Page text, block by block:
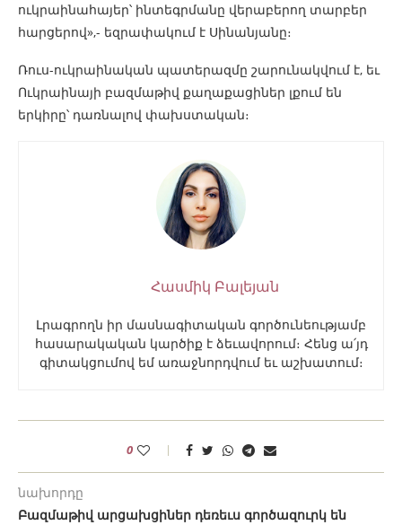
ուկրաինահայեր՝ ինտեգրմանը վերաբերող տարբեր
հարցերով»,- եզրափակում է Սինանյանը։
Ռուս-ուկրաինական պատերազմը շարունակվում է, եւ
Ուկրաինայի բազմաթիվ քաղաքացիներ լքում են
երկիրը՝ դառնալով փախստական։
Հասմիկ Բալեյան
Լրագրողն իր մասնագիտական գործունեությամբ
հասարակական կարծիք է ձեւավորում։ Հենց ա՛յդ
գիտակցումով եմ առաջնորդվում եւ աշխատում։
0
նախորդը
Բազմաթիվ արցախցիներ դեռեւս գործազուրկ են